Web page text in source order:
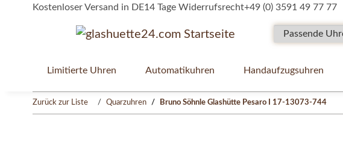
Kostenloser Versand in DE14 Tage Widerrufsrecht+49 (0) 3591 49 77 77
Limitierte Uhren Automatikuhren Handaufzugsuhren
Zurück zur Liste Startseite
Quarzuhren Bruno Söhnle Glashütte Pesaro I 17-13073-744